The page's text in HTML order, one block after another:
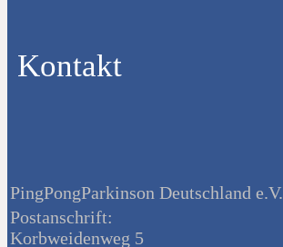
Kontakt
PingPongParkinson Deutschland e.V.
Postanschrift:
Korbweidenweg 5